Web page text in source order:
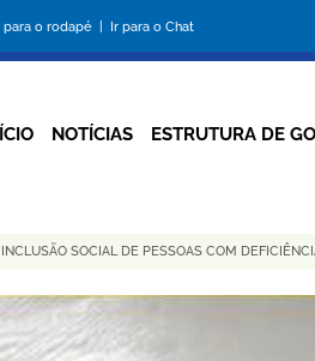
para o rodapé | Ir para o Chat
NOTÍCIAS ESTRUTURA DE
SOCIAL DE PESSOAS COM